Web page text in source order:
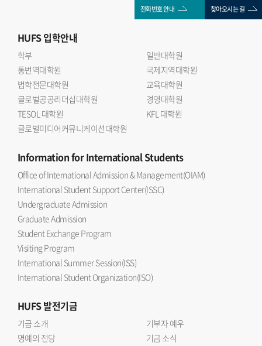
직업 구조 변화에 대한 우려가 제기되었으며, 청년 교류 확대를
등 구체적인 발전 과제도 도출되었다.좌장을 맡은 송예림
교수는 이번 라운드테이블은 양국 정부 기관이 청년 협력의
중요성에 주목하고 있음을 보여주는 자리 라며 디지털 전환과
AI 시대라는 변화 속에서 한국과 스페인의 청년들이 서로
소통하고 협력의 가능성을 모색했다는 점에서 큰 의의가 있다
고 밝혔다. 이어 이번 만남이 향후 지속적인 교류와 공동
프로젝트로 이어지는 출발점이 될 것 이라고 강조했다.한편,
이번 차세대 라운드테이블에는 우리 대학 스페인어과 최승연,
통번역대학원 한서과 주송라, 최혜림 학생이 선발되어 토론에
참여했다.
전화번호 안내 찾아오시는 길
HUFS입학안내
학부
일반대학원
통번역대학원
국제지역대학원
법학전문대학원
교육대학원
글로벌공공리더십대학원
경영대학원
TESOL 대학원
KFL 대학원
글로벌미디어커뮤니케이션대학원
Informationfor International Students
Office of International Admission & Management(OIAM)
International Student Support Center(ISSC)
Undergraduate Admission
Graduate Admission
Student Exchange Program
Visiting Program
International Summer Session(ISS)
International Student Organization(ISO)
HUFS발전기금
기금 소개
기부자 예우
명예의 전당
기금 소식